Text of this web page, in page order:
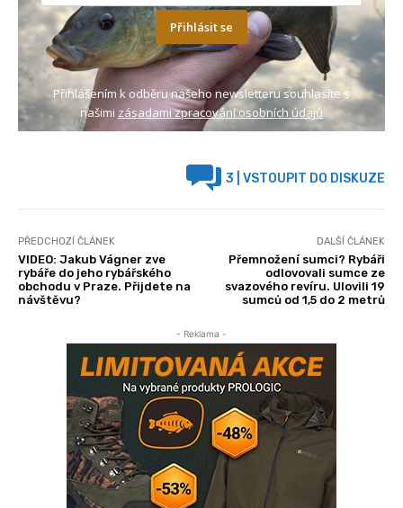
Přihlásit se
Přihlášením k odběru našeho newsletteru souhlasíte s
našimi zásadami zpracování osobních údajů
3 | VSTOUPIT DO DISKUZE
PŘEDCHOZÍ ČLÁNEK
VIDEO: Jakub Vágner zve
rybáře do jeho rybářského
obchodu v Praze. Přijdete na
návštěvu?
DALŠÍ ČLÁNEK
Přemnožení sumci? Rybáři
odlovovali sumce ze
svazového revíru. Ulovili 19
sumců od 1,5 do 2 metrů
- Reklama -